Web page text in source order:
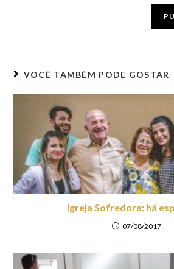
VOCÊ TAMBÉM PODE GOSTAR
Igreja Sofredora: há
07/08/2017